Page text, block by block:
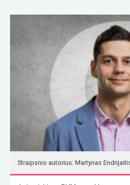
Straipsnio autorius: Martynas